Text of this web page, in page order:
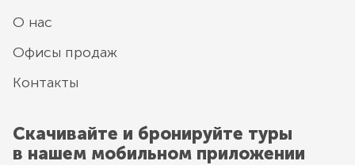
О нас
Офисы продаж
Контакты
Скачивайте и бронируйте туры
в нашем мобильном приложении